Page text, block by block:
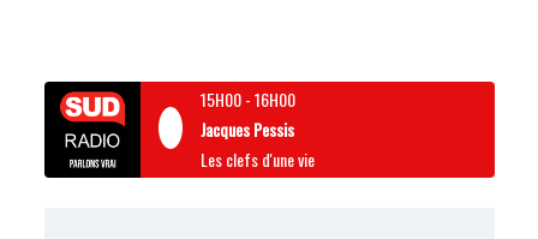
15H00-16H00
Jacques Pessis
Les clefs d'une vie